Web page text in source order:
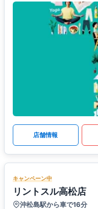
店舗情報
キャンペーン中
リントスル高松店
沖松島駅から車で16分